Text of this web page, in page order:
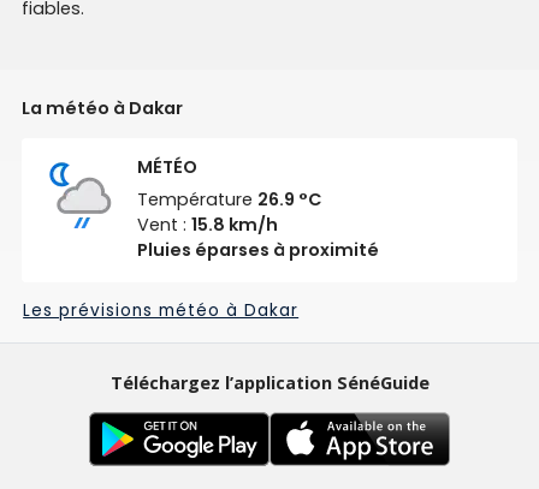
fiables.
La météo à Dakar
MÉTÉO
Température 26.9 °C
Vent :15.8 km/h
Pluies éparses à proximité
Les prévisions météo à Dakar
Téléchargez l’application SénéGuide